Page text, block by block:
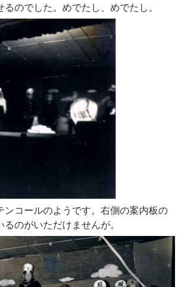
のでした。めでたし、めでたし。
ンコールのようです。右側の案内板の
のがいただけませんが。